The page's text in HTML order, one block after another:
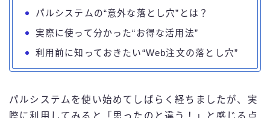
IT・スキル
お問い合わせ
パルシステムの“意外な落とし穴”とは？
実際に使って分かった“お得な活用法”
利用前に知っておきたい“Web注文の落とし穴”
パルシステムを使い始めてしばらく経ちましたが、実